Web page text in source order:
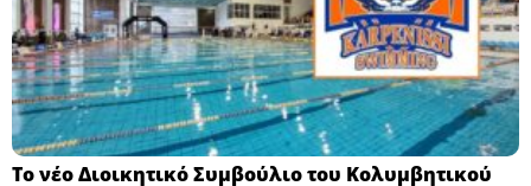
Το νέο Διοικητικό Συμβούλιο του Κολυμβητικού